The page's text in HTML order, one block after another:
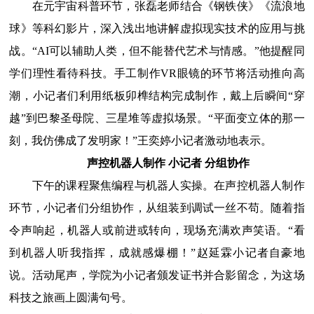
在元宇宙科普环节，张磊老师结合《钢铁侠》《流浪地
球》等科幻影片，深入浅出地讲解虚拟现实技术的应用与挑
战。 “AI可以辅助人类，但不能替代艺术与情感。”他提醒同
学们理性看待科技。手工制作VR 眼镜的环节将活动推向高
潮，小记者们利用纸板卯榫结构完成制作，戴上后瞬间“穿
越”到巴黎圣母院、三星堆等虚拟场景。“平面变立体的那一
刻，我仿佛成了发明家！”王奕婷小记者激动地表示。
声控机器人制作 小记者 分组协作
下午的课程聚焦编程与机器人实操。在声控机器人制作
环节，小记者们分组协作，从组装到调试一丝不苟。随着指
令声响起，机器人或前进或转向，现场充满欢声笑语。 “看
到机器人听我指挥，成就感爆棚！”赵延霖小记者自豪地
说。活动尾声，学院为小记者颁发证书并合影留念，为这场
科技之旅画上圆满句号。